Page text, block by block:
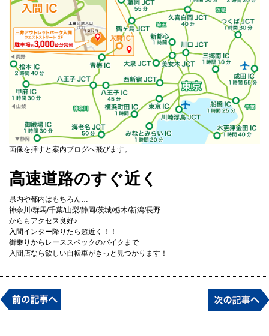
画像を押すと案内ブログへ飛びます。
高速道路のすぐ近く
県内や都内はもちろん…
神奈川/群馬/千葉/山梨/静岡/茨城/栃木/新潟/長野
からもアクセス良好♪
入間インター降りたら超近く！！
街乗りからレーススペックのバイクまで
入間店なら欲しい自転車がきっと見つかります！